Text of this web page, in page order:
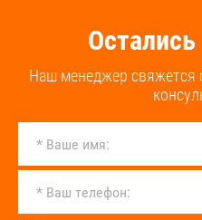
Наш менеджер свяжется